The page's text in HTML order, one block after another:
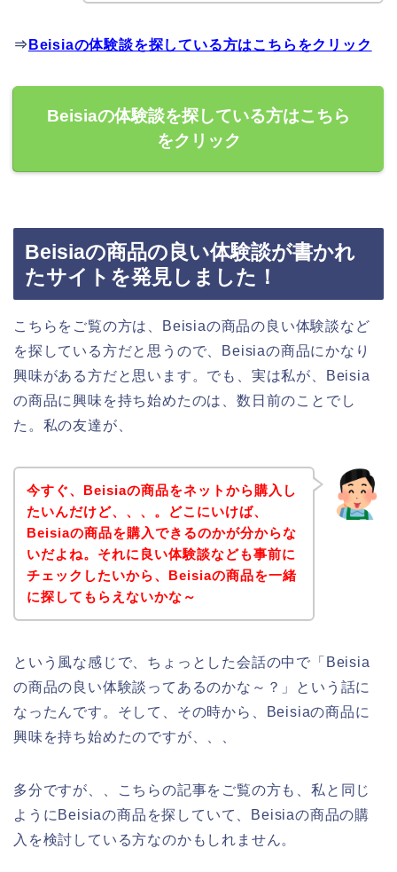
⇒ Beisiaの体験談を探している方はこちらをクリック
Beisiaの体験談を探している方はこちら
をクリック
Beisiaの商品の良い体験談が書かれ
たサイトを発見しました！
こちらをご覧の方は、Beisiaの商品の良い体験談など
を探している方だと思うので、Beisiaの商品にかなり
興味がある方だと思います。でも、実は私が、Beisia
の商品に興味を持ち始めたのは、数日前のことでし
た。私の友達が、
今すぐ、Beisiaの商品をネットから購入し
たいんだけど、、、。どこにいけば、
Beisiaの商品を購入できるのかが分からな
いだよね。それに良い体験談なども事前に
チェックしたいから、Beisiaの商品を一緒
に探してもらえないかな～
という風な感じで、ちょっとした会話の中で「Beisia
の商品の良い体験談ってあるのかな～？」という話に
なったんです。そして、その時から、Beisiaの商品に
興味を持ち始めたのですが、、、
多分ですが、、こちらの記事をご覧の方も、私と同じ
ようにBeisiaの商品を探していて、Beisiaの商品の購
入を検討している方なのかもしれません。